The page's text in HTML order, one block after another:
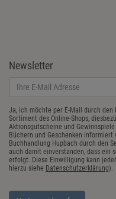
Newsletter
Ja, ich möchte per E-Mail durch
Sortiment des Online-Shops,
Aktionsgutscheine und
Büchern und Geschenken
Buchhandlung Hupbach durch den
auch damit einverstanden, dass ein
erfolgt. Diese Einwilligung kann
hierzu siehe Datenschutzerklärung).